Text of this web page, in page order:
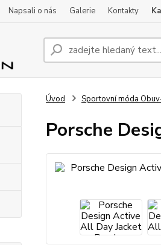
Napsali o nás Galerie Kontakty
Úvod Sportovní móda
Porsche